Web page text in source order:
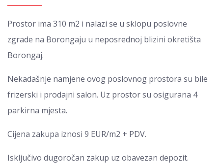
Prostor ima 310 m2 i nalazi se u sklopu poslovne
zgrade na Borongaju u neposrednoj blizini okretišta
Borongaj.
Nekadašnje namjene ovog poslovnog prostora su bile
frizerski i prodajni salon. Uz prostor su osigurana 4
parkirna mjesta.
Cijena zakupa iznosi 9 EUR/m2 + PDV.
Isključivo dugoročan zakup uz obavezan depozit.